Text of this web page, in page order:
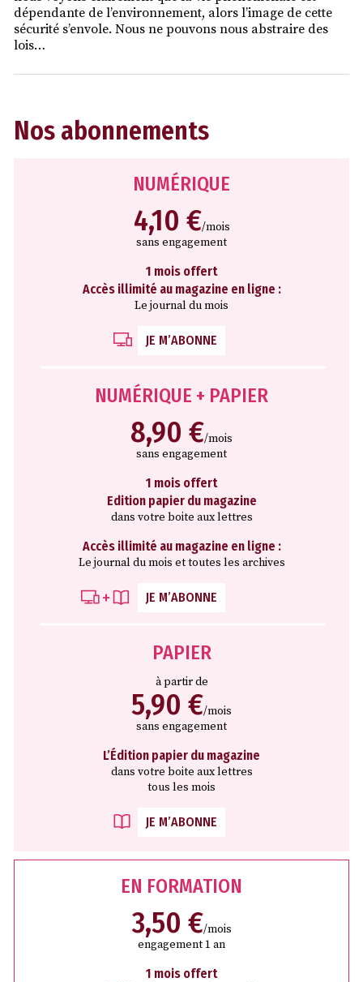
dépendante de l’environnement, alors l’image de cette
sécurité s’envole. Nous ne pouvons nous abstraire des
lois…
Nos abonnements
NUMÉRIQUE
4,10 €/mois
sans engagement
1 mois offert
Accès illimité au magazine en ligne :
Le journal du mois
JE M’ABONNE
NUMÉRIQUE + PAPIER
8,90 €/mois
sans engagement
1 mois offert
Edition papier du magazine
dans votre boite aux lettres
Accès illimité au magazine en ligne :
Le journal du mois et toutes les archives
JE M’ABONNE
PAPIER
à partir de
5,90 €/mois
sans engagement
L’Édition papier du magazine
dans votre boite aux lettres
tous les mois
JE M’ABONNE
EN FORMATION
3,50 €/mois
engagement 1 an
1 mois offert